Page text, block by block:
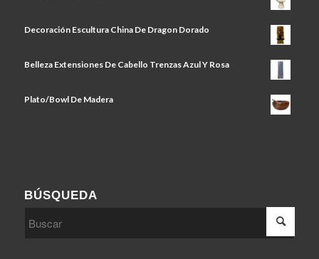
Decoración Escultura China De Dragon Dorado
Belleza Extensiones De Cabello Trenzas Azul Y Rosa
Plato/Bowl De Madera
BÚSQUEDA